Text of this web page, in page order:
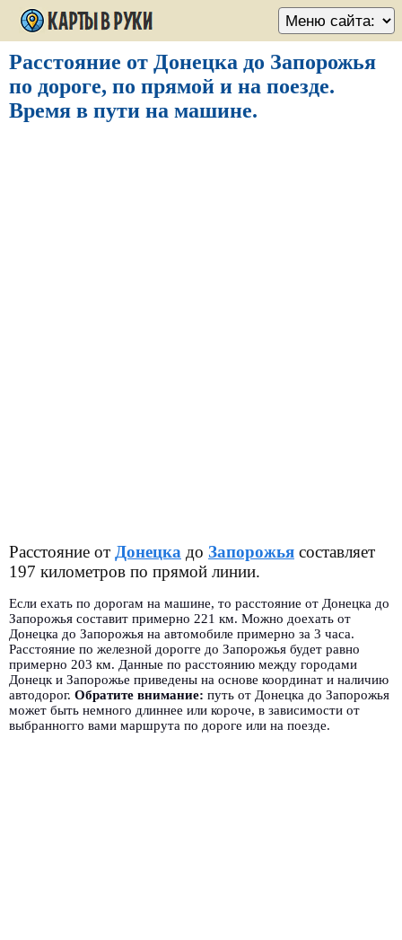
Расстояние от Донецка до Запорожья
по дороге, по прямой и на поезде.
Время в пути на машине.
Расстояние от Донецка до Запорожья составляет
197 километров по прямой линии.
Если ехать по дорогам на машине, то расстояние от Донецка до
Запорожья составит примерно 221 км. Можно доехать от
Донецка до Запорожья на автомобиле примерно за 3 часа.
Расстояние по железной дорогге до Запорожья будет равно
примерно 203 км. Данные по расстоянию между городами
Донецк и Запорожье приведены на основе координат и наличию
автодорог. Обратите внимание: путь от Донецка до Запорожья
может быть немного длиннее или короче, в зависимости от
выбранногго вами маршрута по дороге или на поезде.